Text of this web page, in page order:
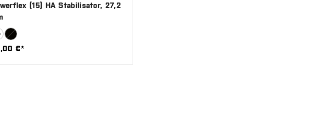
(15) HA Stabilisator, 27,2
€*